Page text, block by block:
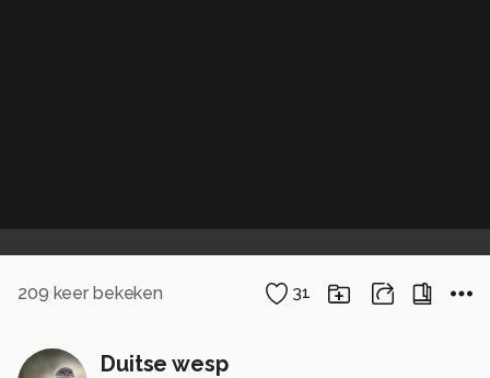
209 keer bekeken 31
Duitse wesp